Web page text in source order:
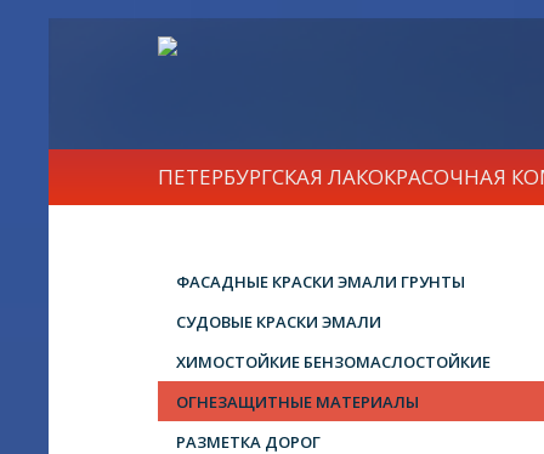
ПЕТЕРБУРГСКАЯ ЛАКОКРАСОЧНАЯ
ФАСАДНЫЕ КРАСКИ ЭМАЛИ ГРУНТЫ
СУДОВЫЕ КРАСКИ ЭМАЛИ
ХИМОСТОЙКИЕ БЕНЗОМАСЛОСТОЙКИЕ
ОГНЕЗАЩИТНЫЕ МАТЕРИАЛЫ
РАЗМЕТКА ДОРОГ